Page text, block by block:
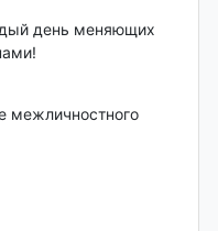
день меняющих
межличностного